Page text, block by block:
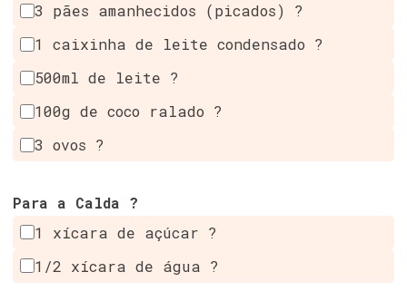
3 pães amanhecidos (picados) ?
1 caixinha de leite condensado ?
500ml de leite ?
100g de coco ralado ?
3 ovos ?
Para a Calda ?
1 xícara de açúcar ?
1/2 xícara de água ?